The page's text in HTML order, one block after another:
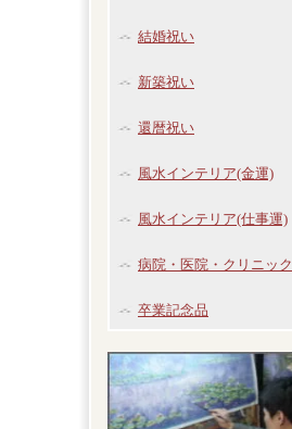
結婚祝い
新築祝い
還暦祝い
風水インテリア(金運)
風水インテリア(仕事運)
病院・医院・クリニック
卒業記念品